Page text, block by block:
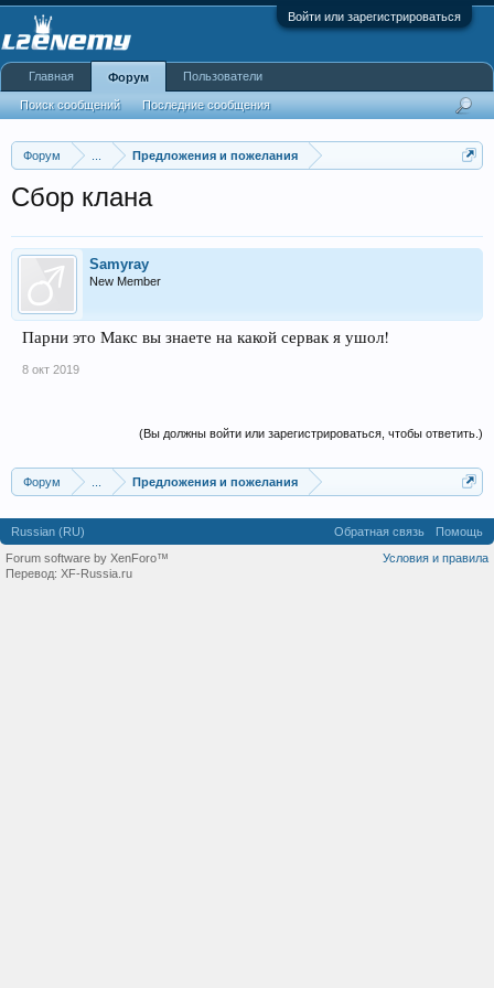
Войти или зарегистрироваться
Форум Предложения и пожелания
Сбор клана
Samyray
New Member
Парни это Макс вы знаете на какой сервак я ушол!
8 окт 2019
(Вы должны войти или зарегистрироваться, чтобы ответить.)
Форум Предложения и пожелания
Главная Форум
Поиск сообщений Последние сообщения
Пользователи
Russian (RU) Обратная связь
Помощь
Условия и правила
Forum software by XenForo™
Перевод: XF-Russia.ru